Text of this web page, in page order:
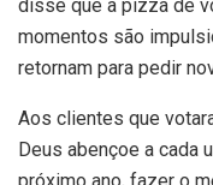
disse que a pizza de
momentos são
retornam para pedir
Aos clientes que
Deus abençoe a cada